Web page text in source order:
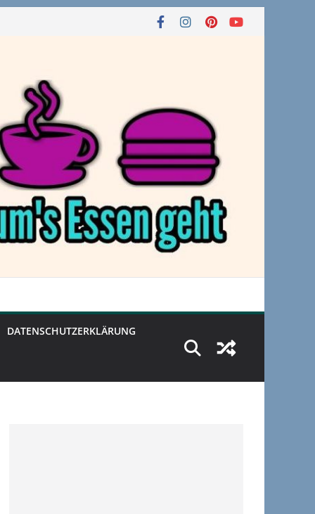
DATENSCHUTZERKLÄRUNG